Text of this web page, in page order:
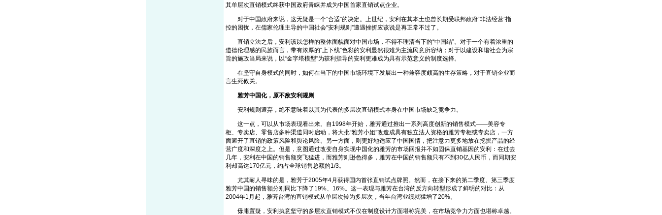
其单层次直销模式终获中国政府青睐并成为中国首家直销试点企业。
对于中国政府来说，这无疑是一个“合适”的决定。上世纪，安利在其本土也曾长期受联邦政府“非法经营”指
控的困扰，在儒家伦理主导的中国社会“安利规则”遭遇挫折应该说是再正常不过了。
直销立法之后，安利该以怎样的整体面貌面对中国市场，不得不理清当下的“中国结”。对于一个有着浓重的
道德伦理感的民族而言，带有浓厚的“上下线”色彩的安利显然很难为主流民意所容纳；对于以建设和谐社会为宗
旨的施政当局来说，以“金字塔模型”为获利指导的安利更难成为具有示范意义的制度选择。
在坚守自身模式的同时，如何在当下的中国市场环境下发展出一种兼容度颇高的生存策略，对于直销企业而
言生死攸关。
雅芳中国化，原不敌安利规则
安利规则遭弃，绝不意味着以其为代表的多层次直销模式本身在中国市场缺乏竞争力。
这一点，可以从市场表现看出来。自1998年开始，雅芳通过推出一系列高度创新的销售模式——美容专
柜、专卖店、零售店多种渠道同时启动，将大批“雅芳小姐”改造成具有独立法人资格的雅芳专柜或专卖店，一方
面避开了直销的政策风险和舆论风险。另一方面，则更好地适应了中国国情，把注意力更多地放在挖掘产品的经
营广度和深度之上。但是，意图通过改变自身实现中国化的雅芳的市场回报并不如固保直销基因的安利：在过去
几年，安利在中国的销售额突飞猛进，而雅芳则逊色得多，雅芳在中国的销售额只有不到30亿人民币，而同期安
利却高达170亿元，约占全球销售总额的1/3。
尤其耐人寻味的是，雅芳于2005年4月获得国内首张直销试点牌照。然而，在接下来的第二季度、第三季度
雅芳中国的销售额分别同比下降了19%、16%。这一表现与雅芳在台湾的反方向转型形成了鲜明的对比：从
2004年1月起，雅芳台湾的直销模式从单层次转为多层次，当年台湾业绩就猛增了20%。
毋庸置疑，安利执意坚守的多层次直销模式不仅在制度设计方面堪称完美，在市场竞争力方面也堪称卓越。